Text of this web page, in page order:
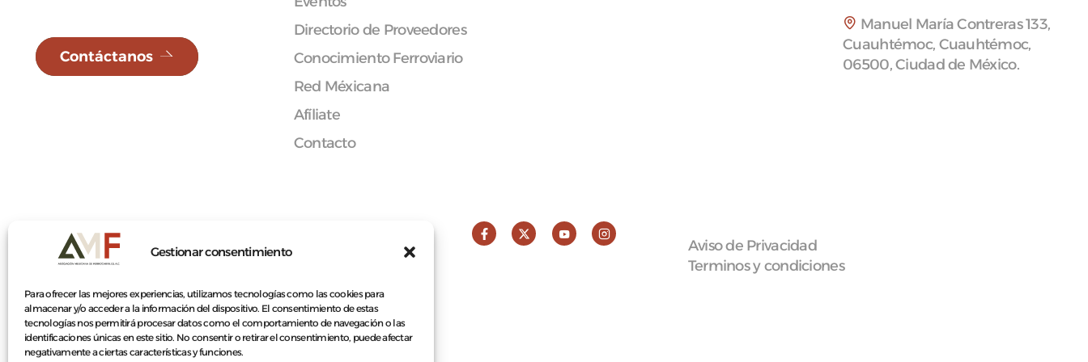
Gestionar consentimiento
Para ofrecer las mejores experiencias, utilizamos tecnologías como las cookies para
almacenar y/o acceder a la información del dispositivo. El consentimiento de estas
tecnologías nos permitirá procesar datos como el comportamiento de navegación o las
identificaciones únicas en este sitio. No consentir o retirar el consentimiento, puede afectar
negativamente a ciertas características y funciones.
Contáctanos
Directorio de Proveedores
Conocimiento Ferroviario
Red Méxicana
Afíliate
Contacto
Manuel María Contreras 133,
Cuauhtémoc, Cuauhtémoc,
06500, Ciudad de México.
© 2026 Asociación Mexicana de Ferrocarriles A.C.
Aviso de Privacidad
Terminos y condiciones